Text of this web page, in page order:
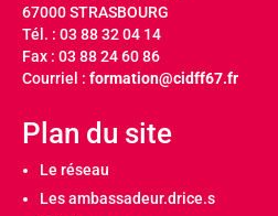
67000 STRASBOURG
Tél. : 03 88 32 04 14
Fax : 03 88 24 60 86
Courriel : formation@cidff67.fr
Plan du site
Le réseau
Les ambassadeur.drice.s